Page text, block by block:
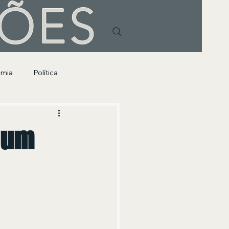
Política